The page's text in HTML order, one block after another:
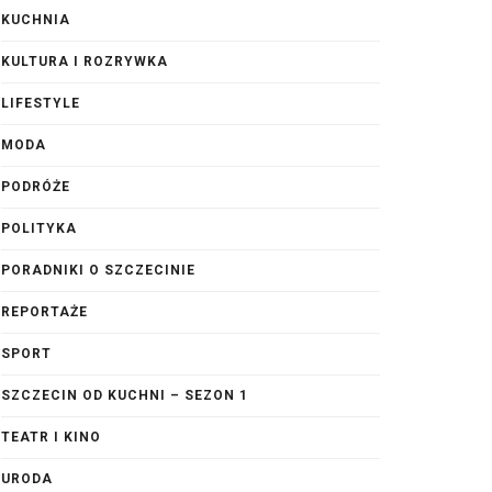
KUCHNIA
KULTURA I ROZRYWKA
LIFESTYLE
MODA
PODRÓŻE
POLITYKA
PORADNIKI O SZCZECINIE
REPORTAŻE
SPORT
SZCZECIN OD KUCHNI – SEZON 1
TEATR I KINO
URODA